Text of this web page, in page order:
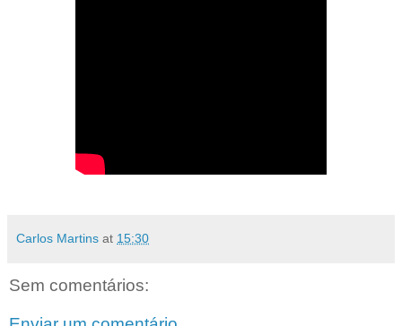
Carlos Martins at 15:30
Sem comentários: